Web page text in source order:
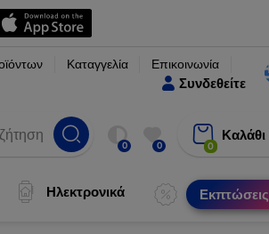
Καταγγελία Επικοινωνία
Συνδεθείτε
0 0 0
Καλάθι
Ηλεκτρονικά Εκπτώσεις